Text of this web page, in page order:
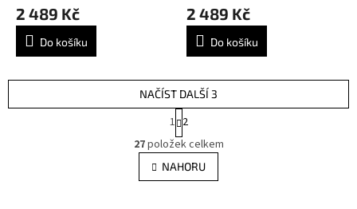
2 489 Kč
Do košíku
2 489 Kč
Do košíku
O
v
l
á
NAČÍST DALŠÍ 3
S
t
r
á
n
k
1 2
27položek celkem
NAHORU